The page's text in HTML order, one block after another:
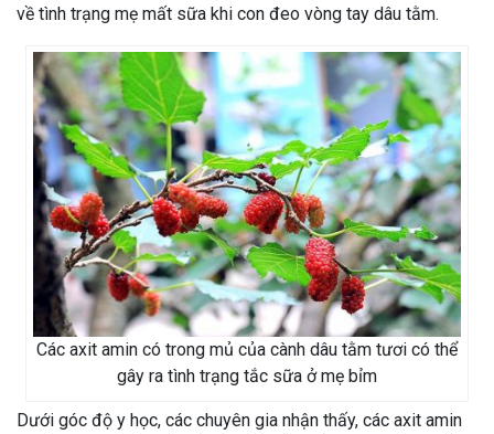
về tình trạng mẹ mất sữa khi con đeo vòng tay dâu tằm.
Các axit amin có trong mủ của cành dâu tằm tươi có thể
gây ra tình trạng tắc sữa ở mẹ bỉm
Dưới góc độ y học, các chuyên gia nhận thấy, các axit amin